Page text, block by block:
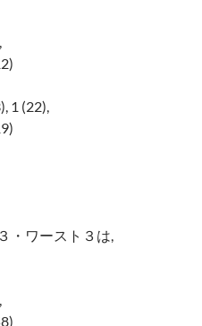
1 (22),
・ワースト３は,